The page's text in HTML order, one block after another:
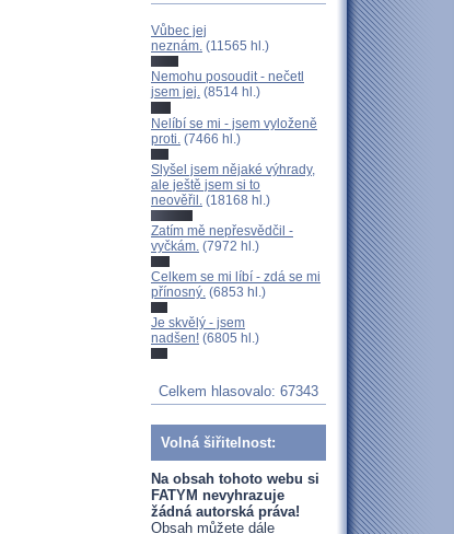
Vůbec jej
neznám. (11565 hl.)
Nemohu posoudit - nečetl
jsem jej. (8514 hl.)
Nelíbí se mi - jsem vyloženě
proti. (7466 hl.)
Slyšel jsem nějaké výhrady,
ale ještě jsem si to
neověřil. (18168 hl.)
Zatím mě nepřesvědčil -
vyčkám. (7972 hl.)
Celkem se mi líbí - zdá se mi
přínosný. (6853 hl.)
Je skvělý - jsem
nadšen! (6805 hl.)
Celkem hlasovalo: 67343
Volná šiřitelnost:
Na obsah tohoto webu si
FATYM nevyhrazuje
žádná autorská práva!
Obsah můžete dále